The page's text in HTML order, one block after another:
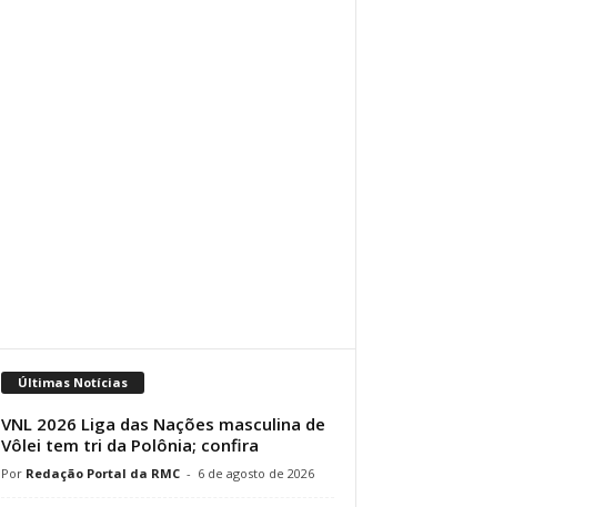
Últimas Notícias
VNL 2026 Liga das Nações masculina de
Vôlei tem tri da Polônia; confira
Redação Portal da RMC - 6 de agosto de 2026